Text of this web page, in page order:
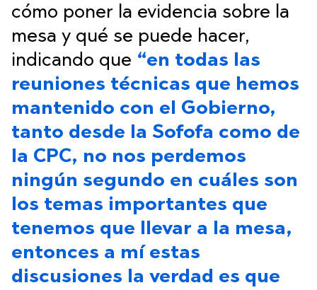
cómo poner la evidencia sobre la
mesa y qué se puede hacer,
indicando que “en todas las
reuniones técnicas que hemos
mantenido con el Gobierno,
tanto desde la Sofofa como de
la CPC, no nos perdemos
ningún segundo en cuáles son
los temas importantes que
tenemos que llevar a la mesa,
entonces a mí estas
discusiones la verdad es que